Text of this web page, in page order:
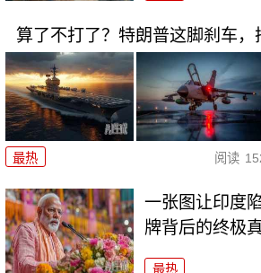
算了不打了？特朗普这脚刹车，
最热 阅读
一张图让印度
牌背后的终极
最热